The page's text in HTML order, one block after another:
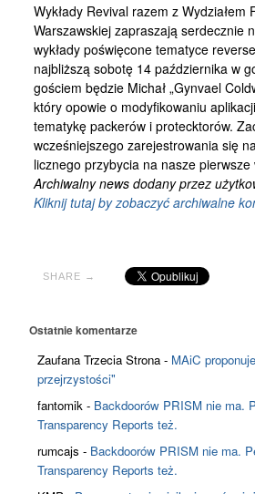
Krótkie
Jak pisać
Kontakt
Wykłady Revival razem z Wydziałem
Warszawskiej zapraszają serdecznie
wykłady poświęcone tematyce
najbliższą sobotę 14 października w
gościem będzie Michał „Gynvael
który opowie o modyfikowaniu
tematykę packerów i protecktorów.
wcześniejszego zarejestrowania się na
licznego przybycia na nasze
Archiwalny news dodany przez
Kliknij tutaj by zobaczyć archiwalne
SHARE →
Ostatnie komentarze
Zaufana Trzecia Strona - MAiC
przejrzystości"
fantomik - Backdoorów PRISM nie ma.
Transparency Reports też.
rumcajs - Backdoorów PRISM nie ma.
Transparency Reports też.